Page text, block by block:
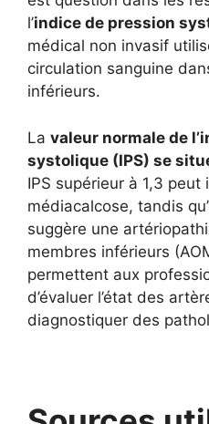
l’indice de pression
médical non invasif
circulation sanguine
inférieurs.
La valeur normale de
systolique (IPS) se
IPS supérieur à 1,3 peut
médiacalcose, tandis
suggère une
membres inférieurs
permettent aux
d’évaluer l’état des
diagnostiquer des